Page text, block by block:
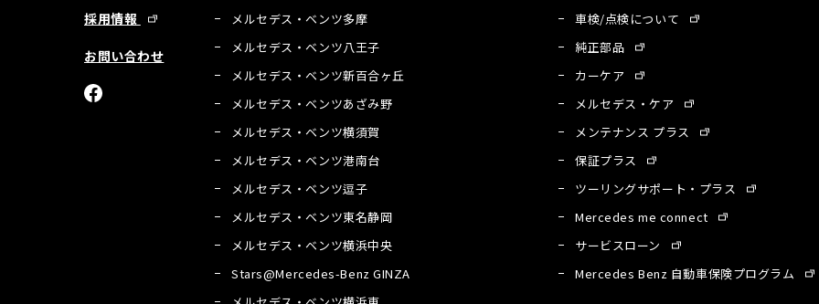
採用情報
お問い合わせ
メルセデス・ベンツ多摩
メルセデス・ベンツ八王子
メルセデス・ベンツ新百合ヶ丘
メルセデス・ベンツあざみ野
メルセデス・ベンツ横須賀
メルセデス・ベンツ港南台
メルセデス・ベンツ逗子
メルセデス・ベンツ東名静岡
メルセデス・ベンツ横浜中央
Stars@Mercedes-Benz GINZA
車検/点検について
純正部品
カーケア
メルセデス・ケア
メンテナンス プラス
保証プラス
ツーリングサポート・プラス
Mercedes me connect
サービスローン
Mercedes Benz 自動車保険プログラム